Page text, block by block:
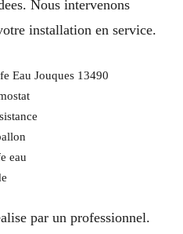
Nous intervenons
installation en service.
Eau Jouques 13490
eau
par un professionnel.